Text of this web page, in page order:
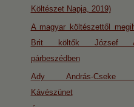
Költészet Napja, 2019)
A magyar költészettől
Brit költők József
párbeszédben
Ady András-Cseke
Kávészünet